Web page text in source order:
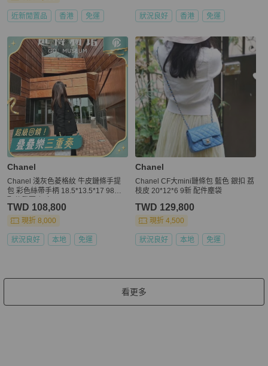
近新閒置品 香港 免運 狀況良好 香港 免運
Chanel
Chanel 淺灰色菱格紋 牛皮鏈條手提
包 彩色絲帶手柄 18.5*13.5*17 98新
TWD 108,800
現折 8,000
狀況良好 本地 免運
Chanel
Chanel CF大mini鏈條包 藍色 銀扣 荔
枝皮 20*12*6 9新 配件塵袋
TWD 129,800
現折 4,500
狀況良好 本地 免運
看更多